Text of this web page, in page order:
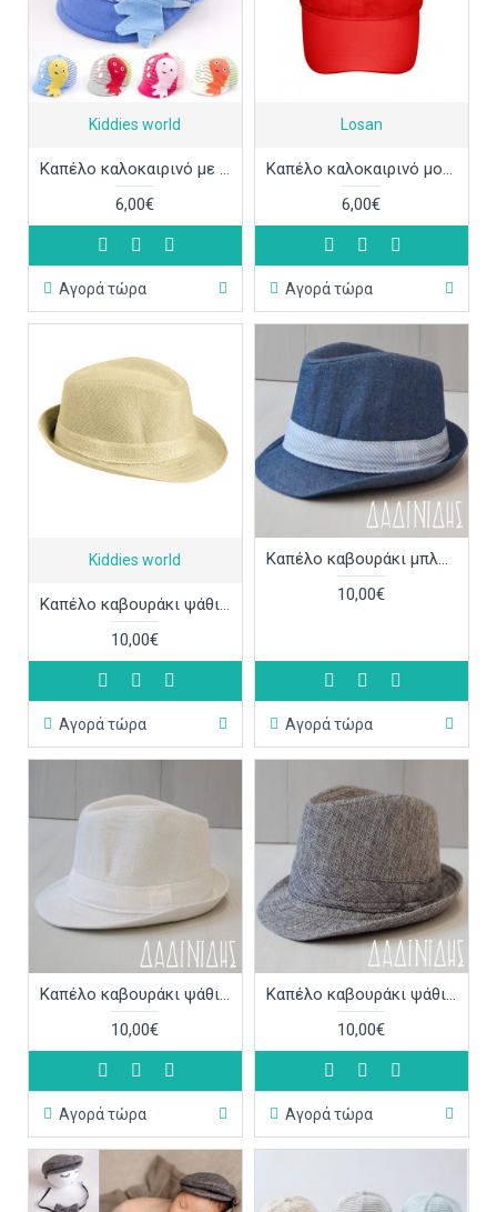
Kiddies world
Καπέλο καλοκαιρινό με χταπόδι ΚΑΠ263
6,00€
Αγορά τώρα
Losan
Καπέλο καλοκαιρινό μονόχρωμο 54cm ΚΑΠ251
6,00€
Αγορά τώρα
Kiddies world
Καπέλο καβουράκι ψάθινο ΚΑΠ249
10,00€
Αγορά τώρα
Καπέλο καβουράκι μπλε με ρίγες ΚΑΠ248
10,00€
Αγορά τώρα
Καπέλο καβουράκι ψάθινο λευκό ΚΑΠ247
10,00€
Αγορά τώρα
Καπέλο καβουράκι ψάθινο γκρι ΚΑΠ246
10,00€
Αγορά τώρα